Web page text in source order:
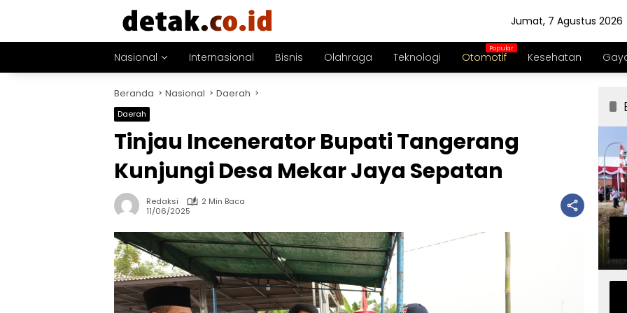
Jumat, 7 Agustus 2026
Nasional Internasional Bisnis Olahraga Teknologi Otomotif Kesehatan
Beranda Nasional Daerah
Daerah
Tinjau Incenerator Bupati Tangerang
Kunjungi Desa Mekar Jaya Sepatan
Redaksi
2 Min Baca
11/06/2025